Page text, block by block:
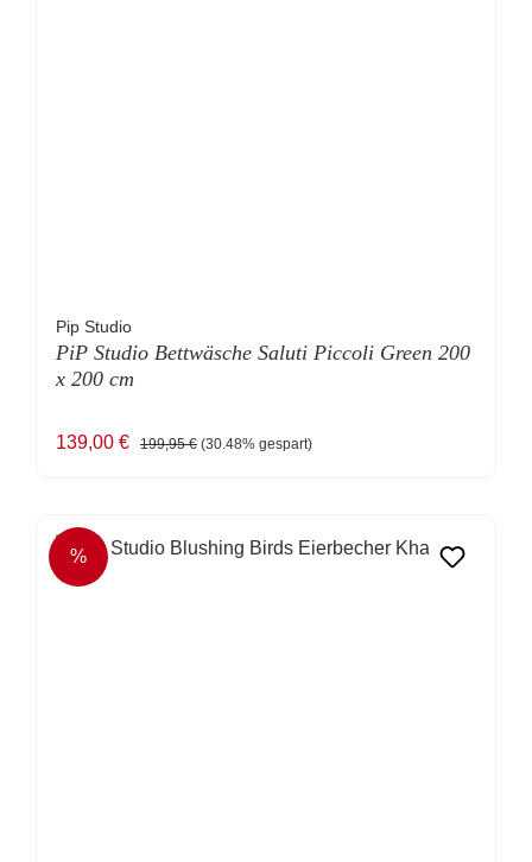
Pip Studio
PiP Studio Bettwäsche Saluti Piccoli Green 200
x 200 cm
Verkaufspreis:
139,00 € Regulärer Preis:
199,95 € (30.48% gespart)
RABATT
%